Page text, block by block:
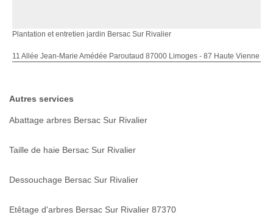
Plantation et entretien jardin Bersac Sur Rivalier
11 Allée Jean-Marie Amédée Paroutaud 87000 Limoges - 87 Haute Vienne
Autres services
Abattage arbres Bersac Sur Rivalier
Taille de haie Bersac Sur Rivalier
Dessouchage Bersac Sur Rivalier
Etêtage d'arbres Bersac Sur Rivalier 87370